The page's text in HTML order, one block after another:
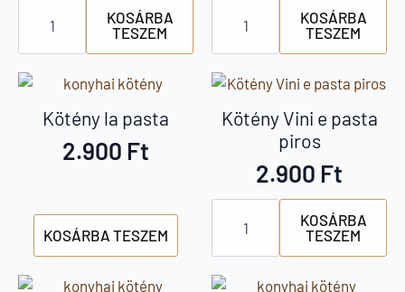
fehér-
piros
mennyiség
KOSÁRBA
TESZEM
limoncello
mintás
zöld
KOSÁRBA
TESZEM
Kötény la pasta
2.900 Ft
KOSÁRBA TESZEM
Kötény Vini e pasta
piros
2.900 Ft
Kötény
pasta
mennyiség
KOSÁRBA
TESZEM